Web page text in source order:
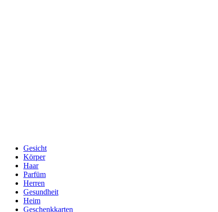
Gesicht
Körper
Haar
Parfüm
Herren
Gesundheit
Heim
Geschenkkarten